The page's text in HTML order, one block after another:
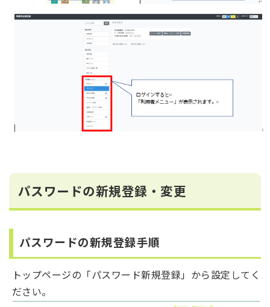
パスワードの新規登録・変更
パスワードの新規登録手順
トップページの「パスワード新規登録」から設定してく
ださい。